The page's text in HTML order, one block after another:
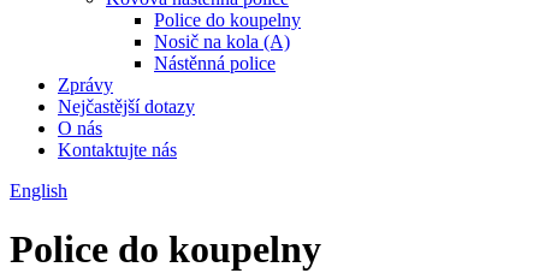
Police do koupelny
Nosič na kola (A)
Nástěnná police
Zprávy
Nejčastější dotazy
O nás
Kontaktujte nás
English
Police do koupelny